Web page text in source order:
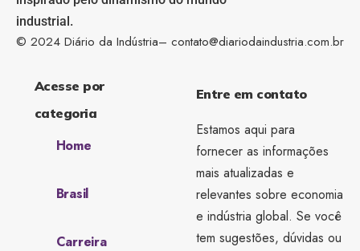
industrial.
© 2024 Diário da Indústria– contato@diariodaindustria.com.br
Acesse por
categoria
Home
Brasil
Carreira
Entre em contato
Estamos aqui para
fornecer as informações
mais atualizadas e
relevantes sobre economia
e indústria global. Se você
tem sugestões, dúvidas ou